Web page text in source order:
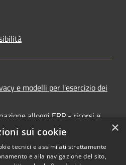
e modelli per l'esercizio dei
alloggi ERP - ricorsi e
×
sui cookie
tecnici e assimilati strettamente
e alla navigazione del sito,